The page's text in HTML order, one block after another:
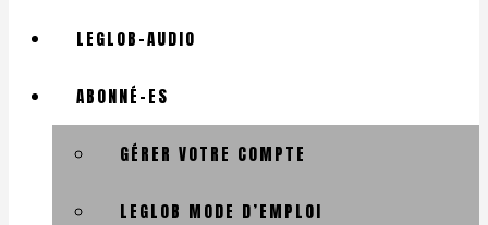
LEGLOB-AUDIO
ABONNÉ-ES
GÉRER VOTRE COMPTE
LEGLOB MODE D’EMPLOI